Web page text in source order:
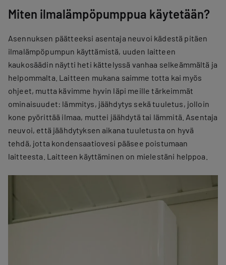
Miten ilmalämpöpumppua käytetään?
Asennuksen päätteeksi asentaja neuvoi kädestä pitäen
ilmalämpöpumpun käyttämistä, uuden laitteen
kaukosäädin näytti heti kättelyssä vanhaa selkeämmältä ja
helpommalta. Laitteen mukana saimme totta kai myös
ohjeet, mutta kävimme hyvin läpi meille tärkeimmät
ominaisuudet: lämmitys, jäähdytys sekä tuuletus, jolloin
kone pyörittää ilmaa, muttei jäähdytä tai lämmitä. Asentaja
neuvoi, että jäähdytyksen aikana tuuletusta on hyvä
tehdä, jotta kondensaatiovesi pääsee poistumaan
laitteesta. Laitteen käyttäminen on mielestäni helppoa.